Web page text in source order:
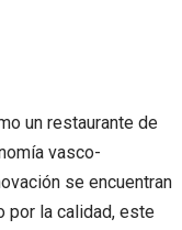
un restaurante de
vasco-
se encuentran
por la calidad, este